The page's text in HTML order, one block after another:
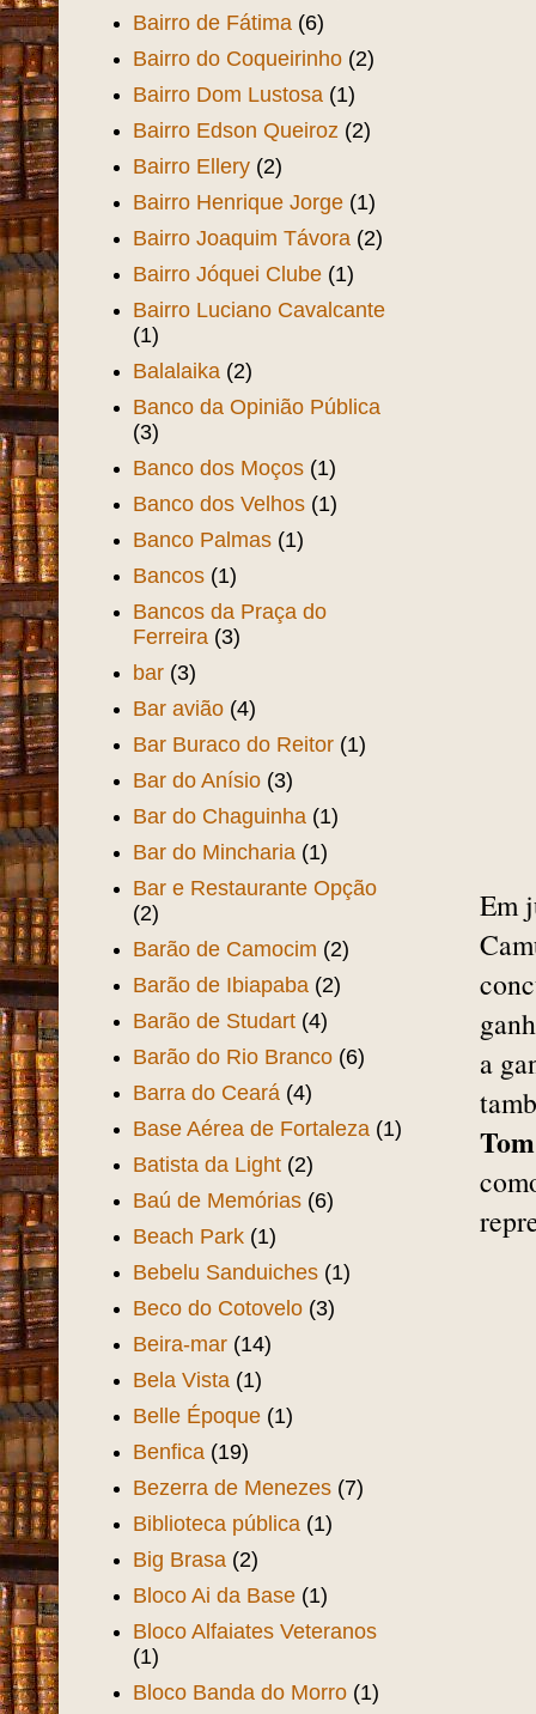
Em
a
Tom
Bairro de Fátima (6)
Bairro do Coqueirinho (2)
Bairro Dom Lustosa (1)
Bairro Edson Queiroz (2)
Bairro Ellery (2)
Bairro Henrique Jorge (1)
Bairro Joaquim Távora (2)
Bairro Jóquei Clube (1)
Bairro Luciano Cavalcante
(1)
Balalaika (2)
Banco da Opinião Pública
(3)
Banco dos Moços (1)
Banco dos Velhos (1)
Banco Palmas (1)
Bancos (1)
Bancos da Praça do
Ferreira (3)
bar (3)
Bar avião (4)
Bar Buraco do Reitor (1)
Bar do Anísio (3)
Bar do Chaguinha (1)
Bar do Mincharia (1)
Bar e Restaurante Opção
(2)
Barão de Camocim (2)
Barão de Ibiapaba (2)
Barão de Studart (4)
Barão do Rio Branco (6)
Barra do Ceará (4)
Base Aérea de Fortaleza (1)
Batista da Light (2)
Baú de Memórias (6)
Beach Park (1)
Bebelu Sanduiches (1)
Beco do Cotovelo (3)
Beira-mar (14)
Bela Vista (1)
Belle Époque (1)
Benfica (19)
Bezerra de Menezes (7)
Biblioteca pública (1)
Big Brasa (2)
Bloco Ai da Base (1)
Bloco Alfaiates Veteranos
(1)
Bloco Banda do Morro (1)